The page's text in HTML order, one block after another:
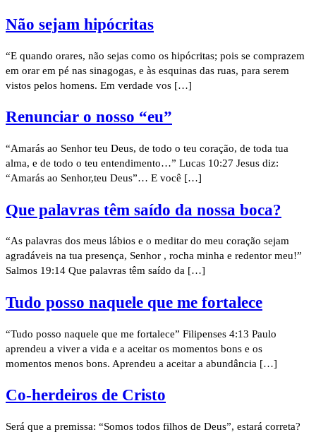
Não sejam hipócritas
“E quando orares, não sejas como os hipócritas; pois se comprazem
em orar em pé nas sinagogas, e às esquinas das ruas, para serem
vistos pelos homens. Em verdade vos […]
Renunciar o nosso “eu”
“Amarás ao Senhor teu Deus, de todo o teu coração, de toda tua
alma, e de todo o teu entendimento…” Lucas 10:27 Jesus diz:
“Amarás ao Senhor,teu Deus”… E você […]
Que palavras têm saído da nossa boca?
“As palavras dos meus lábios e o meditar do meu coração sejam
agradáveis na tua presença, Senhor , rocha minha e redentor meu!”
Salmos 19:14 Que palavras têm saído da […]
Tudo posso naquele que me fortalece
“Tudo posso naquele que me fortalece” Filipenses 4:13 Paulo
aprendeu a viver a vida e a aceitar os momentos bons e os
momentos menos bons. Aprendeu a aceitar a abundância […]
Co-herdeiros de Cristo
Será que a premissa: “Somos todos filhos de Deus”, estará correta?